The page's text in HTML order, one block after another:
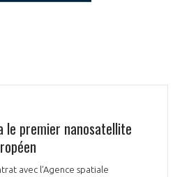
LE GIFAS
1 2
3
16
20
le premier nanosatellite
avec l’Agence spatiale
écosystème intégré et
NON